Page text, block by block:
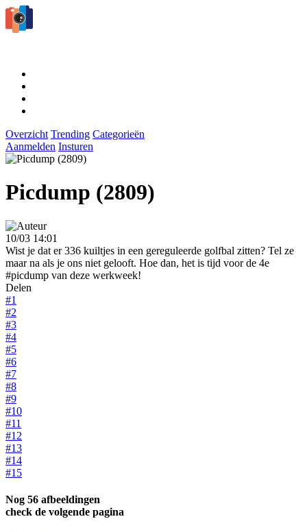
Overzicht Trending Categorieën
Aanmelden Insturen
Picdump (2809)
10/03 14:01
Wist je dat er 336 kuiltjes in een gereguleerde golfbal zitten? Tel ze
maar na als je ons niet gelooft. Hoe dan, het is tijd voor de 4e
#picdump van deze werkweek!
Delen
#1
#2
#3
#4
#5
#6
#7
#8
#9
#10
#11
#12
#13
#14
#15
Nog 56 afbeeldingen
check de volgende pagina